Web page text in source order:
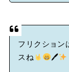
フリクション
スね
🖊